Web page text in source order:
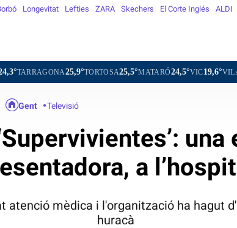
Longevitat Lefties ZARA Skechers El Corte Inglés ALDI
TORTOSA25,5°MATARÓ24,5°VIC19,6°VILAFRANCA DEL
Gent Televisió
a
atenció mèdica i l'organització ha hagut
huracà